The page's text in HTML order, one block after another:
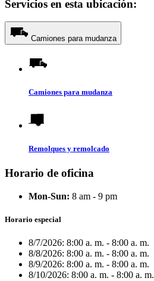
Servicios en esta ubicación:
Camiones para mudanza
Camiones para mudanza
Remolques y remolcado
Horario de oficina
Mon-Sun: 8 am - 9 pm
Horario especial
8/7/2026: 8:00 a. m. - 8:00 a. m.
8/8/2026: 8:00 a. m. - 8:00 a. m.
8/9/2026: 8:00 a. m. - 8:00 a. m.
8/10/2026: 8:00 a. m. - 8:00 a. m.